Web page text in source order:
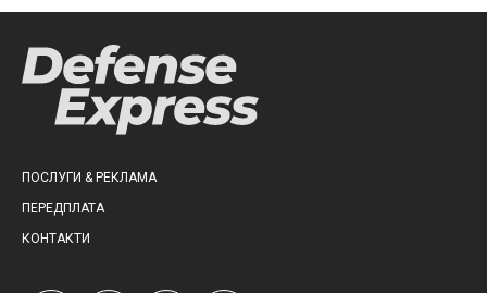
ПОСЛУГИ & РЕКЛАМА
ПЕРЕДПЛАТА
КОНТАКТИ